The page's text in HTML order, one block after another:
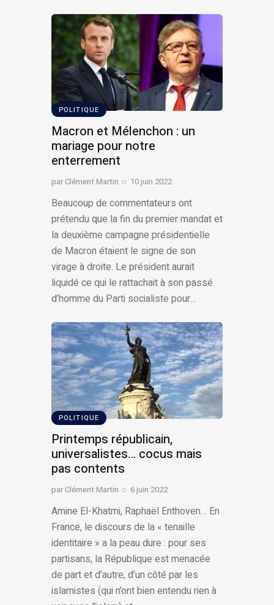
POLITIQUE
Macron et Mélenchon : un
mariage pour notre
enterrement
parClément Martin 10 juin 2022
Beaucoup de commentateurs ont
prétendu que la fin du premier mandat et
la deuxième campagne présidentielle
de Macron étaient le signe de son
virage à droite. Le président aurait
liquidé ce qui le rattachait à son passé
d’homme du Parti socialiste pour…
POLITIQUE
Printemps républicain,
universalistes… cocus mais
pas contents
parClément Martin 6 juin 2022
Amine El-Khatmi, Raphaël Enthoven… En
France, le discours de la « tenaille
identitaire » a la peau dure : pour ses
partisans, la République est menacée
de part et d’autre, d’un côté par les
islamistes (qui n’ont bien entendu rien à